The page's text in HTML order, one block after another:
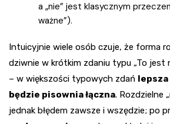
a „nie” jest klasycznym
ważne”).
Intuicyjnie wiele osób czuje, że forma
dziwnie w krótkim zdaniu typu „To jest
– w większości typowych zdań
będzie pisownia łączna. Rozdzielne
jednak błędem zawsze i wszędzie; po